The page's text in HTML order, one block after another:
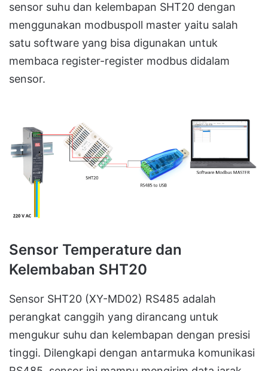
sensor suhu dan kelembapan SHT20 dengan
menggunakan modbuspoll master yaitu salah
satu software yang bisa digunakan untuk
membaca register-register modbus didalam
sensor.
Sensor Temperature dan
Kelembaban SHT20
Sensor SHT20 (XY-MD02) RS485 adalah
perangkat canggih yang dirancang untuk
mengukur suhu dan kelembapan dengan presisi
tinggi. Dilengkapi dengan antarmuka komunikasi